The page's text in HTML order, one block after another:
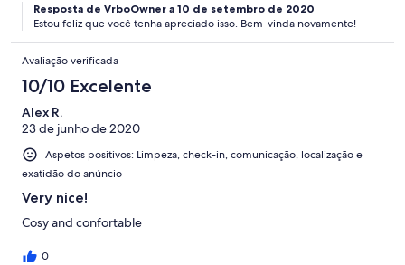
Resposta de VrboOwner a 10 de setembro de 2020
Estou feliz que você tenha apreciado isso. Bem-vinda novamente!
Avaliação verificada
10/10 Excelente
Alex R.
23 de junho de 2020
Aspetos positivos: Limpeza, check-in, comunicação, localização e
exatidão do anúncio
Very nice!
Cosy and confortable
0